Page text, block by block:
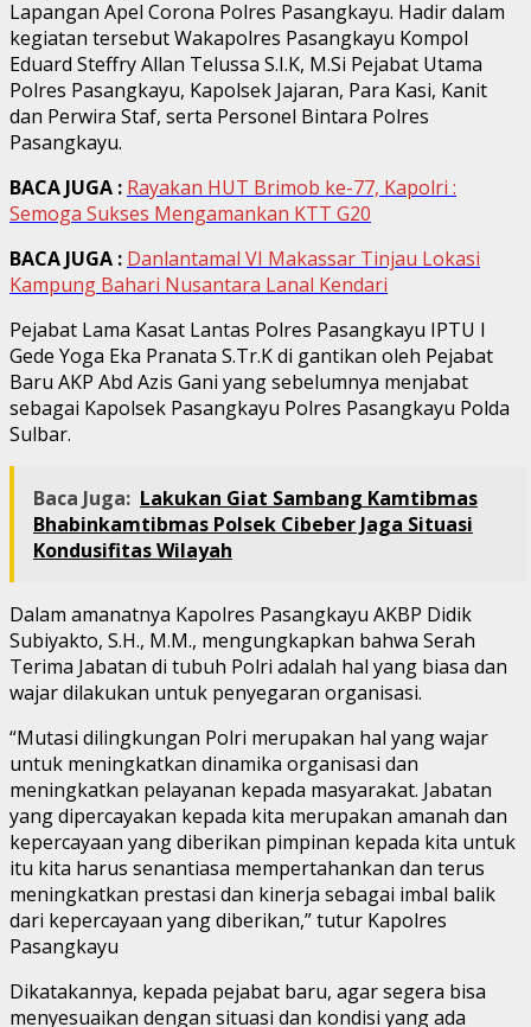
Lapangan Apel Corona Polres Pasangkayu. Hadir dalam
kegiatan tersebut Wakapolres Pasangkayu Kompol
Eduard Steffry Allan Telussa S.I.K, M.Si Pejabat Utama
Polres Pasangkayu, Kapolsek Jajaran, Para Kasi, Kanit
dan Perwira Staf, serta Personel Bintara Polres
Pasangkayu.
BACA JUGA : Rayakan HUT Brimob ke-77, Kapolri :
Semoga Sukses Mengamankan KTT G20
BACA JUGA : Danlantamal VI Makassar Tinjau Lokasi
Kampung Bahari Nusantara Lanal Kendari
Pejabat Lama Kasat Lantas Polres Pasangkayu IPTU I
Gede Yoga Eka Pranata S.Tr.K di gantikan oleh Pejabat
Baru AKP Abd Azis Gani yang sebelumnya menjabat
sebagai Kapolsek Pasangkayu Polres Pasangkayu Polda
Sulbar.
Baca Juga: Lakukan Giat Sambang Kamtibmas
Bhabinkamtibmas Polsek Cibeber Jaga Situasi
Kondusifitas Wilayah
Dalam amanatnya Kapolres Pasangkayu AKBP Didik
Subiyakto, S.H., M.M., mengungkapkan bahwa Serah
Terima Jabatan di tubuh Polri adalah hal yang biasa dan
wajar dilakukan untuk penyegaran organisasi.
“Mutasi dilingkungan Polri merupakan hal yang wajar
untuk meningkatkan dinamika organisasi dan
meningkatkan pelayanan kepada masyarakat. Jabatan
yang dipercayakan kepada kita merupakan amanah dan
kepercayaan yang diberikan pimpinan kepada kita untuk
itu kita harus senantiasa mempertahankan dan terus
meningkatkan prestasi dan kinerja sebagai imbal balik
dari kepercayaan yang diberikan,” tutur Kapolres
Pasangkayu
Dikatakannya, kepada pejabat baru, agar segera bisa
menyesuaikan dengan situasi dan kondisi yang ada